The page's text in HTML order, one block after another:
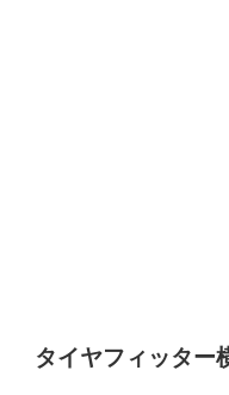
タイヤフィッター